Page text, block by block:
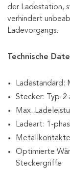
der Ladestation,
verhindert
Ladevorgangs.
Technische
Ladestandard:
Stecker: Typ-2
Max.
Ladeart: 1-
Optimierte
Steckergriffe